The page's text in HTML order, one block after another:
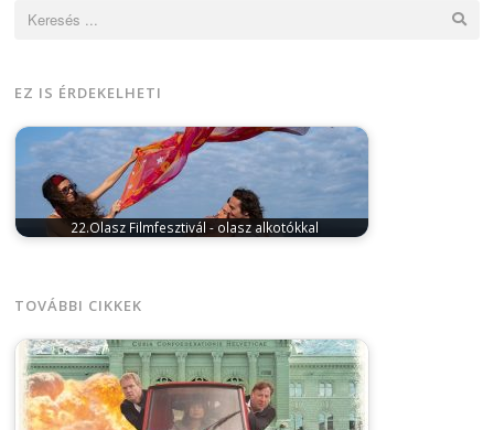
Keresés:
EZ IS ÉRDEKELHETI
22.Olasz Filmfesztivál - olasz alkotókkal
TOVÁBBI CIKKEK